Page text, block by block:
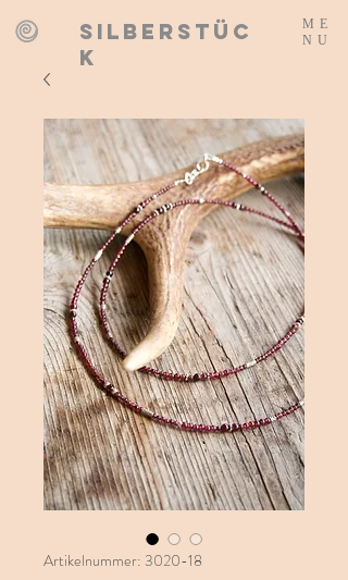
SILBERSTÜC
K
ME
NU
Artikelnummer: 3020-18